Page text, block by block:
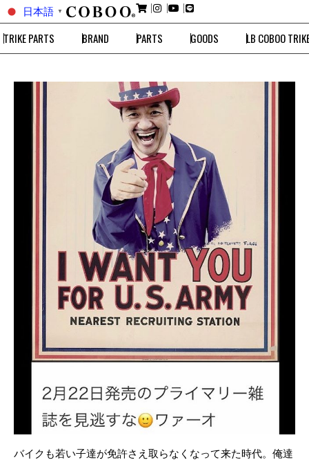
日本語 ▼
TRIKE PARTS BRAND PARTS GOODS LB COBOO
バイクも若い子達が免許さえ取らなくなって来た時代。俺達